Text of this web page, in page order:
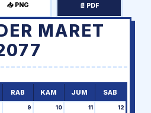
📥 PNG 📄 PDF
MARET
RAB KAM JUM SAB
9 10 11 12